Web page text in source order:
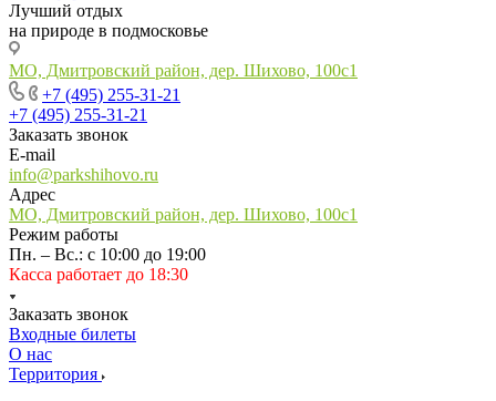
Лучший отдых
на природе в подмосковье
МО, Дмитровский район, дер. Шихово, 100с1
+7 (495) 255-31-21
+7 (495) 255-31-21
Заказать звонок
E-mail
info@parkshihovo.ru
Адрес
МО, Дмитровский район, дер. Шихово, 100с1
Режим работы
Пн. – Вс.: с 10:00 до 19:00
Касса работает до 18:30
Заказать звонок
Входные билеты
О нас
Территория